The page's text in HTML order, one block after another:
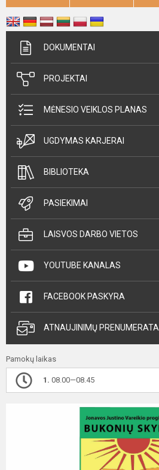
DOKUMENTAI
PROJEKTAI
MĖNESIO VEIKLOS PLANAS
UGDYMAS KARJERAI
BIBLIOTEKA
PASIEKIMAI
LAISVOS DARBO VIETOS
YOUTUBE KANALAS
FACEBOOK PASKYRA
ATNAUJINIMŲ PRENUMERATA
Pamokų laikas
1. 08.00—08.45